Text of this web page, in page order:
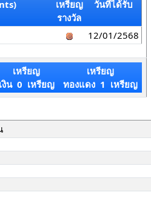
เหรียญ
รางวัล
วันที่ได้รับ
12/01/2568
เหรียญ
เงิน 0 เหรียญ
เหรียญ
ทองแดง 1 เหรียญ